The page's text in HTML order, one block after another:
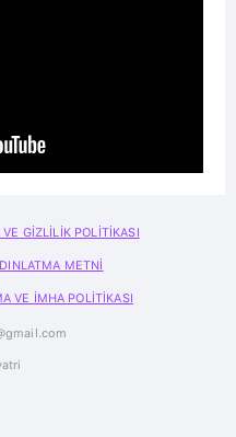
GİZLİLİK POLİTİKASI
METNİ
VE İMHA POLİTİKASI